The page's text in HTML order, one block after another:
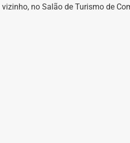
no Salão de Turismo de